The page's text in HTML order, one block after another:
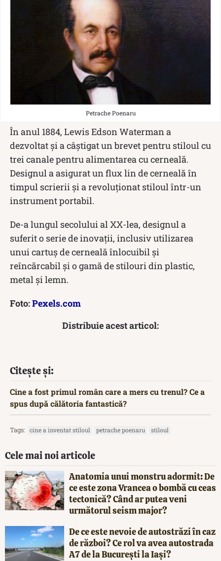
Petrache Poenaru
În anul 1884, Lewis Edson Waterman a
dezvoltat și a câștigat un brevet pentru stiloul cu
trei canale pentru alimentarea cu cerneală.
Designul a asigurat un flux lin de cerneală în
timpul scrierii și a revoluționat stiloul într-un
instrument portabil.
De-a lungul secolului al XX-lea, designul a
suferit o serie de inovații, inclusiv utilizarea
unui cartuș de cerneală înlocuibil și
reîncărcabil și o gamă de stilouri din plastic,
metal și lemn.
Foto:Pexels.com
Distribuie acest articol:
Citește și:
Cine a fost primul român care a mers cu trenul? Ce a
spus după călătoria fantastică?
Tags: cine a inventat stiloul petrache poenaru stiloul
Cele mai noi articole
Anatomia unui monstru adormit: De
ce este zona Vrancea o bombă cu ceas
tectonică? Când ar putea veni
următorul seism major?
De ce este nevoie de autostrăzi în caz
de război? Ce rol va avea autostrada
A7 de la București la Iași?